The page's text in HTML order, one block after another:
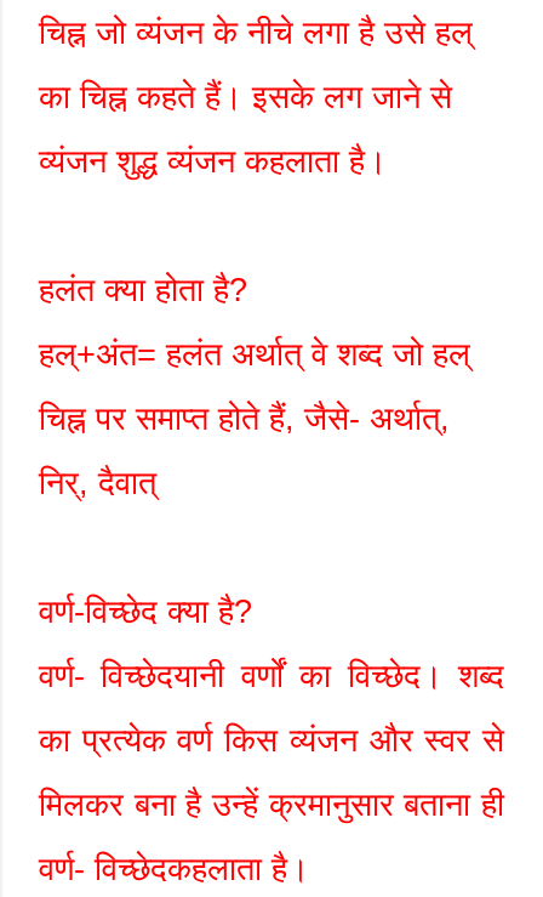
चिह्न जो व्यंजन के नीचे लगा है उसे हल्
का चिह्न कहते हैं। इसके लग जाने से
व्यंजन शुद्ध व्यंजन कहलाता है।
हलंत क्या होता है?
हल्+अंत= हलंत अर्थात् वे शब्द जो हल्
चिह्न पर समाप्त होते हैं, जैसे- अर्थात्,
निर्, दैवात्
वर्ण-विच्छेद क्या है?
वर्ण- विच्छेदयानी वर्णों का विच्छेद। शब्द
का प्रत्येक वर्ण किस व्यंजन और स्वर से
मिलकर बना है उन्हें क्रमानुसार बताना ही
वर्ण- विच्छेदकहलाता है।